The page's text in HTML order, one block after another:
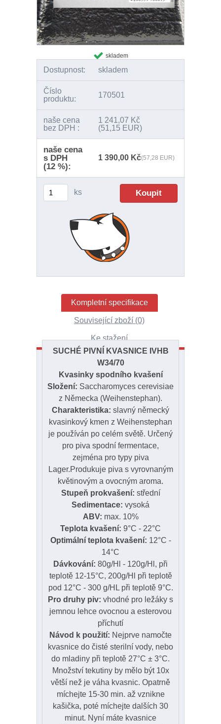
skladem
Dostupnost: skladem
Číslo
produktu:
170501
naše cena
bez DPH :
1 241,07 Kč
(51,15 EUR)
naše cena
s DPH
(12 %):
1 390,00 Kč(57,28 EUR)
ks
Kompletní specifikace
Související zboží (0)
Ke stažení
SUCHÉ PIVNÍ KVASNICE IVHB
W34/70
Kvasinky spodního kvašení
Složení: Saccharomyces cerevisiae
z Německa (Weihenstephan).
Charakteristika: slavný německý
kvasinkový kmen z Weihenstephan
je používán po celém světě. Určený
pro piva spodní fermentace,
zejména pro typy piva
Lager.Produkuje piva s vyrovnaným
květinovým a ovocným aroma.
Stupeň prokvašení: střední
Sedimentace: vysoká
ABV: max. 10%
Teplota kvašení: 9°C - 22°C
Optimální teplota kvašení: 12°C -
14°C
Dávkování: 80g/Hl - 120g/Hl, při
teplotě 12-15°C, 200g/Hl při teplotě
pod 12°C - 300 g/HL při teplotě 9°C.
Pro druhy piv: vhodné pro ležáky s
jemnou lehce ovocnou a esterovou
příchutí
Návod k použití: Nejprve namočte
kvasnice do čisté sterilní vody, nebo
do mladiny při teplotě 27°C ± 3°C.
Množství tekutiny by mělo být 10x
větší než je váha kvasnic. Opatrně
míchejte 15-30 min. až vznikne
kašička, poté míchejte dalších 30
minut. Nyní máte kvasnice